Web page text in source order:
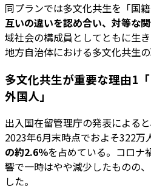
同プランでは多文化共生を「国
互いの違いを認め合い、対等な
域社会の構成員としてともに生
地方自治体における多文化共生
多文化共生が重要な理由1
外国人」
出入国在留管理庁の発表による
2023年6月末時点でおよそ322万
の約2.6％を占めている。コロナ
響で一時はやや減少したものの
した。